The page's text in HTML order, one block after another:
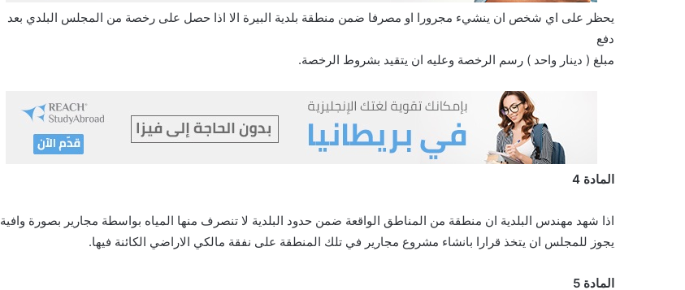
يحظر على اي شخص ان ينشيء مجرورا او مصرفا ضمن منطقة بلدية البيرة الا اذا حصل على رخصة من المجلس البلدي بعد
دفع
مبلغ ( دينار واحد ) رسم الرخصة وعليه ان يتقيد بشروط الرخصة.
المادة 4
اذا شهد مهندس البلدية ان منطقة من المناطق الواقعة ضمن حدود البلدية لا تنصرف منها المياه بواسطة مجارير بصورة وافية
يجوز للمجلس ان يتخذ قرارا بانشاء مشروع مجارير في تلك المنطقة على نفقة مالكي الاراضي الكائنة فيها.
المادة 5